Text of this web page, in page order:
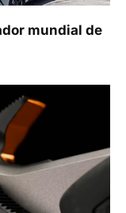
mundial de